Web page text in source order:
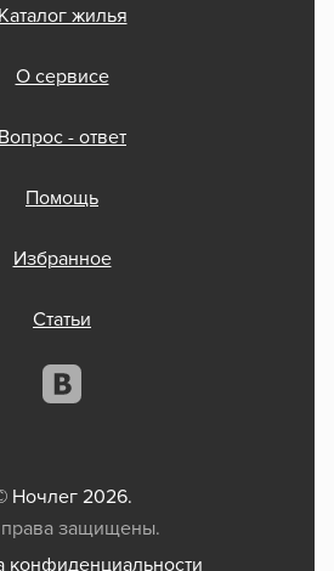
Каталог жилья
О сервисе
Вопрос - ответ
Помощь
Избранное
Статьи
Ночлег 2026.
права защищены.
конфиденциальности